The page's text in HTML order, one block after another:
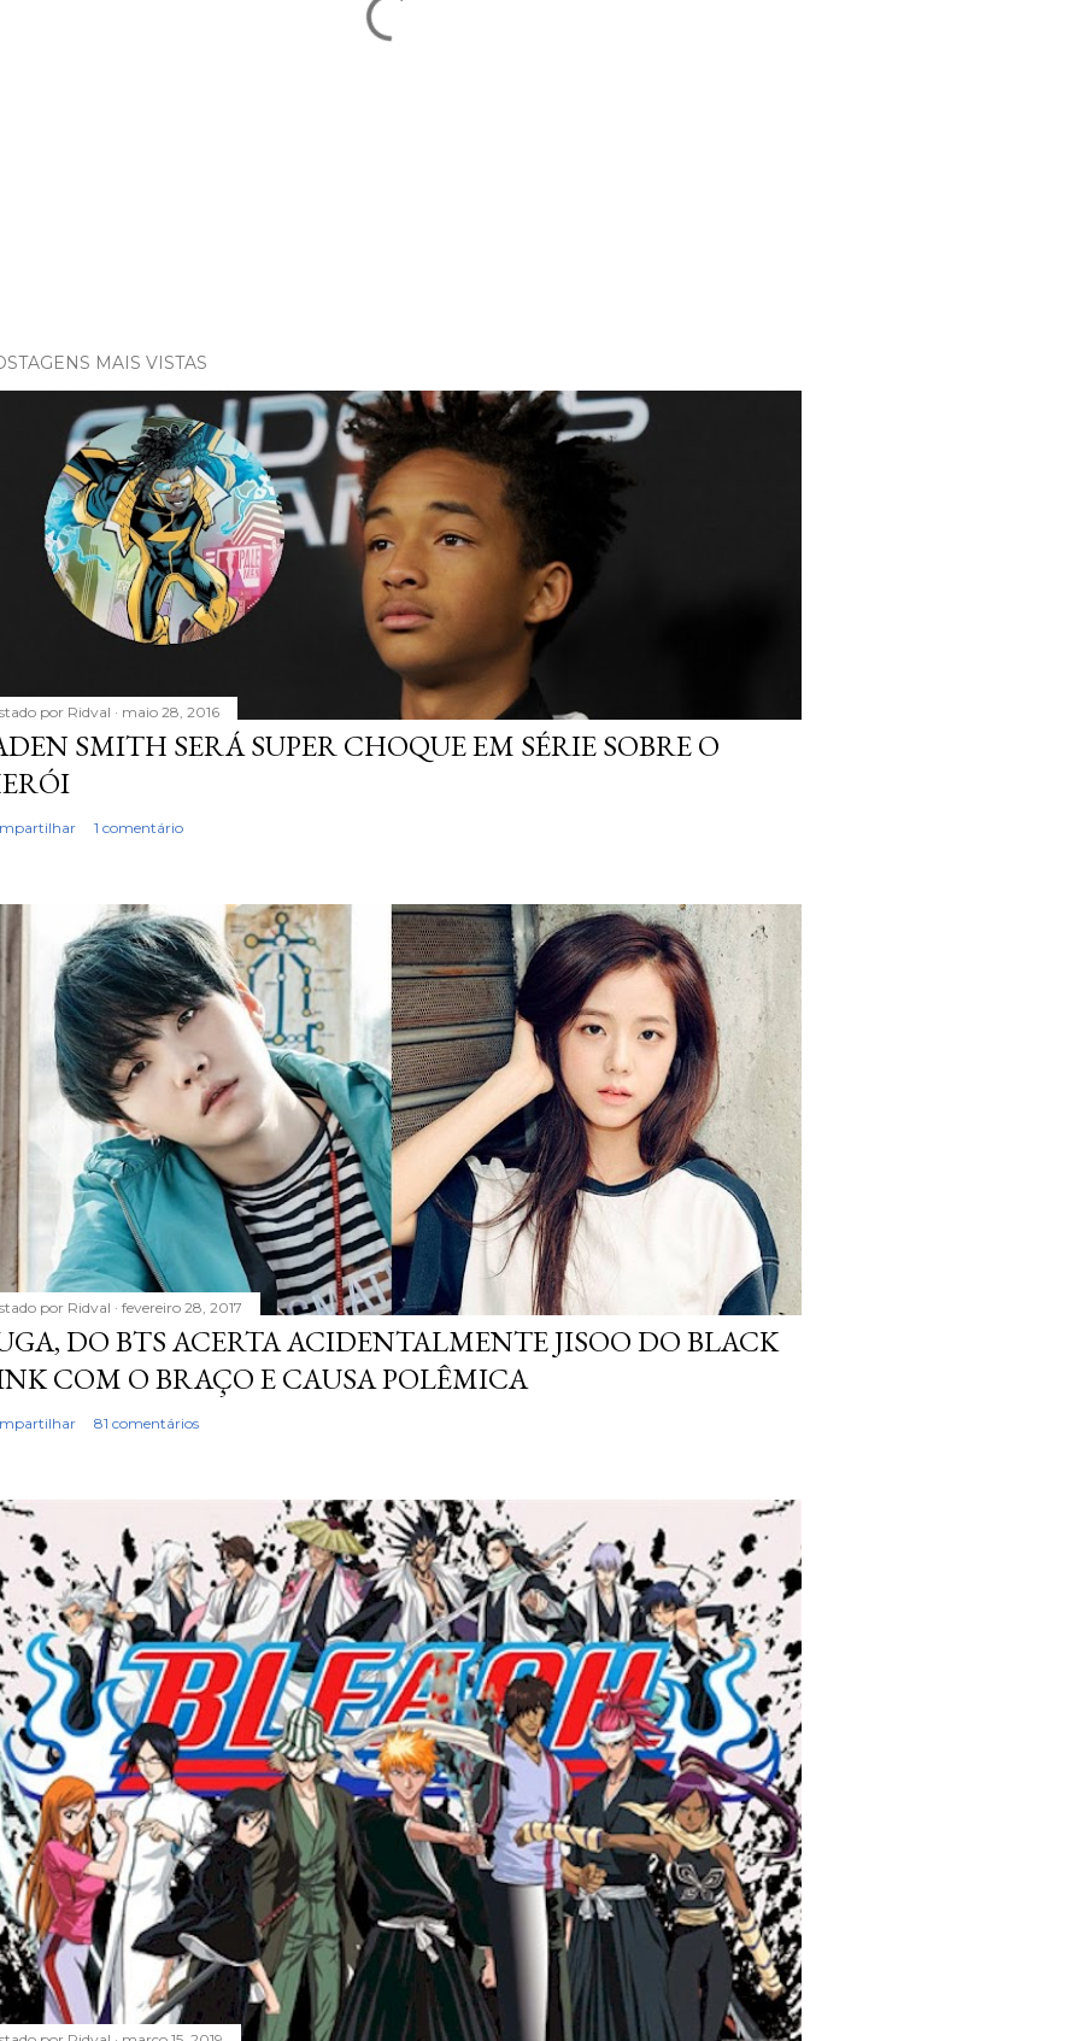
MAIS VISTAS
por Ridval maio 28, 2016
SMITH SERÁ SUPER CHOQUE EM SÉRIE SOBRE O
1 comentário
por Ridval fevereiro 28, 2017
DO BTS ACERTA ACIDENTALMENTE JISOO DO BLACK
COM O BRAÇO E CAUSA POLÊMICA
81 comentários